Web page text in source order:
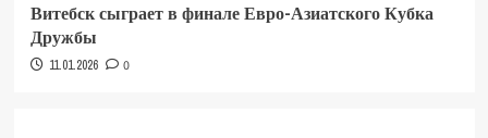
Витебск сыграет в финале Евро-Азиатского Кубка
Дружбы
11.01.2026 0